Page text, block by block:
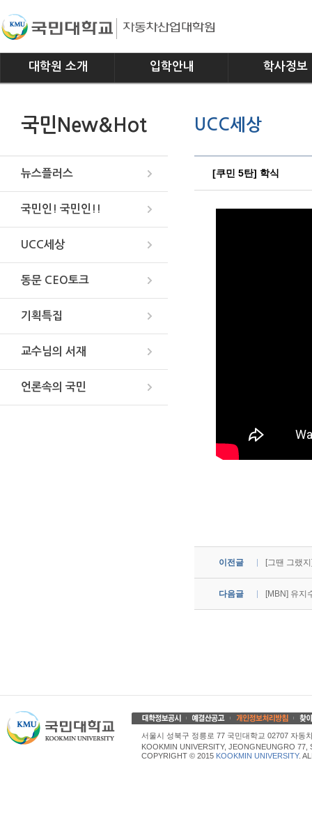
대학원 소개
연혁
입학안내 학사정보
교과과정
국민New&Hot
뉴스플러스
국민인! 국민인!!
UCC세상
동문 CEO토크
기획특집
교수님의 서재
언론속의 국민
UCC세상
[쿠민 5탄] 학식
이전글 [그땐 그랬
다음글 [MBN] 유지
서울시 성북구 정릉로 77 국민대학교 02707 자동
KOOKMIN UNIVERSITY, JEONGNEUNGRO
COPYRIGHT © 2015 KOOKMIN UNIVERSITY.